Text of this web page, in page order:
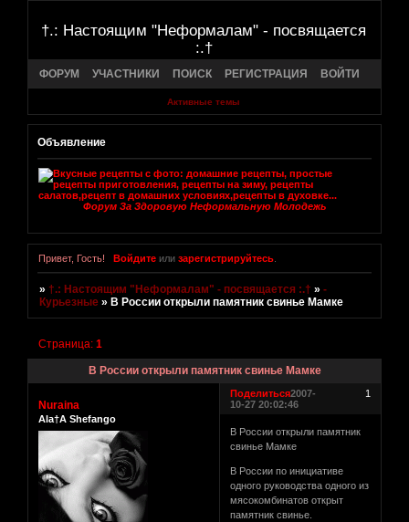
†.: Настоящим "Неформалам" - посвящается
:.†
ФОРУМ УЧАСТНИКИ ПОИСК РЕГИСТРАЦИЯ ВОЙТИ
Активные темы
Объявление
Форум За Здоровую Неформальную Молодежь
Привет, Гость! Войдитеили зарегистрируйтесь.
»†.: Настоящим "Неформалам" - посвящается :.† »-
Курьезные » В России открыли памятник свинье Мамке
В России открыли памятник свинье Мамке
Страница:1
Поделиться 1
2007-
10-27 20:02:46
Nuraina
Ala†A Shefango
В России открыли памятник
свинье Мамке
В России по инициативе
одного руководства одного из
мясокомбинатов открыт
памятник свинье.